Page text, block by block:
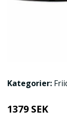
Kategorier:
1379 SEK